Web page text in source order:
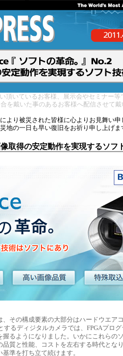
頂いているお客様、展示会やセミナー等
を戴いた事のあるお客様へ配信させて
より被災された皆様に心よりお見舞い申
地の一日も早い復旧をお祈り申し上げま
取得の安定動作を実現するソフ
その構成要素の大部分はハードウエア
するディジタルカメラでは、FPGAプロ
るようになりました。いかにこれらの
品質と性能、コストを左右する時代とな
準を打ち立て続けます。